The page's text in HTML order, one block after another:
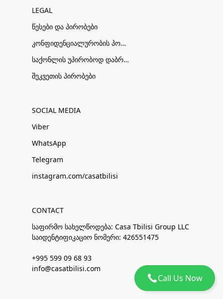
Call Us Now
LEGAL
წესები და პირობები
კონფიდენციალურობის პოლიტიკა
საქონლის უპირობოდ დაბრუნების პირობები
შეკვეთის პირობები
SOCIAL MEDIA
Viber
WhatsApp
Telegram
instagram.com/casatbilisi
CONTACT
საფირმო სახელწოდება: Casa Tbilisi Group LLC
საიდენტიფიკაციო ნომერი: 426551475
+995 599 09 68 93
info@casatbilisi.com